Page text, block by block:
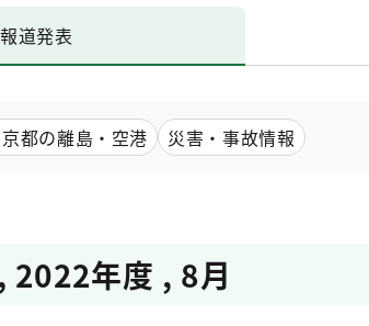
報道発表
都の離島・空港 災害・事故情報
, 2022年度 , 8月